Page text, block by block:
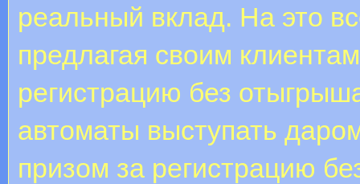
реальный вклад. На это
предлагая своим
регистрацию без
автоматы выступать
призом за регистрацию